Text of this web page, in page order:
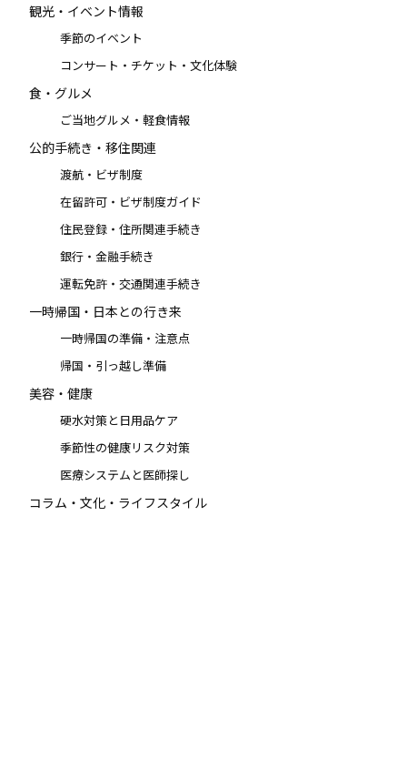
観光・イベント情報
季節のイベント
コンサート・チケット・文化体験
食・グルメ
ご当地グルメ・軽食情報
公的手続き・移住関連
渡航・ビザ制度
在留許可・ビザ制度ガイド
住民登録・住所関連手続き
銀行・金融手続き
運転免許・交通関連手続き
一時帰国・日本との行き来
一時帰国の準備・注意点
帰国・引っ越し準備
美容・健康
硬水対策と日用品ケア
季節性の健康リスク対策
医療システムと医師探し
コラム・文化・ライフスタイル